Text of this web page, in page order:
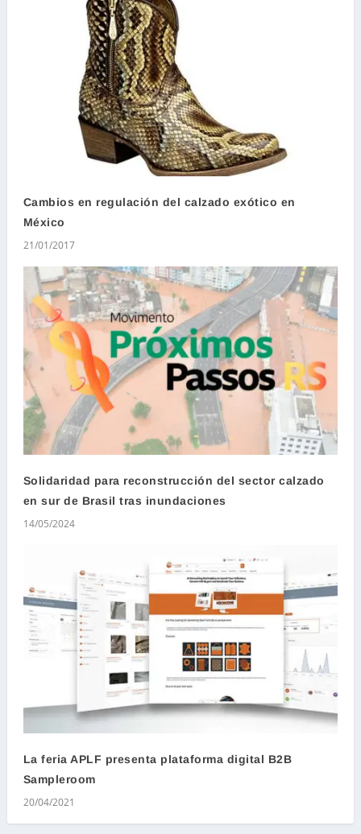
Cambios en regulación del calzado exótico en
México
21/01/2017
Solidaridad para reconstrucción del sector calzado
en sur de Brasil tras inundaciones
14/05/2024
La feria APLF presenta plataforma digital B2B
Sampleroom
20/04/2021